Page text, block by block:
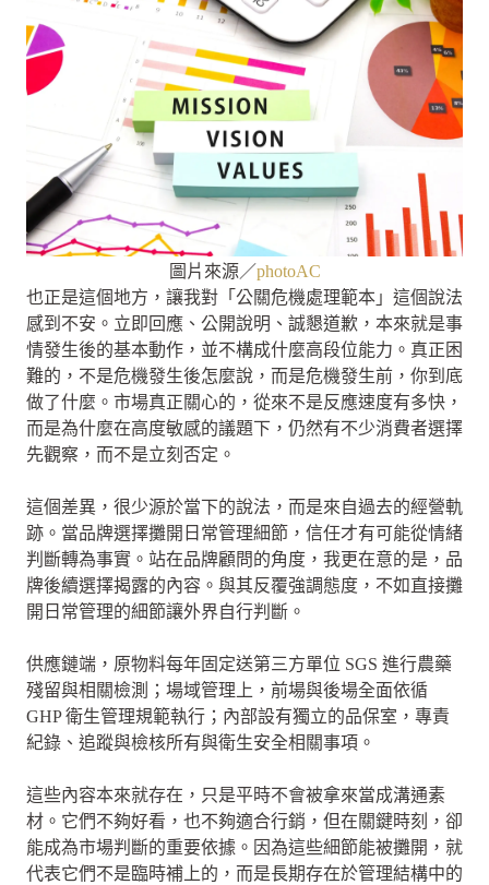
圖片來源／photoAC
也正是這個地方，讓我對「公關危機處理範本」這個說法
感到不安。立即回應、公開說明、誠懇道歉，本來就是事
情發生後的基本動作，並不構成什麼高段位能力。真正困
難的，不是危機發生後怎麼說，而是危機發生前，你到底
做了什麼。市場真正關心的，從來不是反應速度有多快，
而是為什麼在高度敏感的議題下，仍然有不少消費者選擇
先觀察，而不是立刻否定。
這個差異，很少源於當下的說法，而是來自過去的經營軌
跡。當品牌選擇攤開日常管理細節，信任才有可能從情緒
判斷轉為事實。站在品牌顧問的角度，我更在意的是，品
牌後續選擇揭露的內容。與其反覆強調態度，不如直接攤
開日常管理的細節讓外界自行判斷。
供應鏈端，原物料每年固定送第三方單位 SGS 進行農藥
殘留與相關檢測；場域管理上，前場與後場全面依循
GHP 衛生管理規範執行；內部設有獨立的品保室，專責
紀錄、追蹤與檢核所有與衛生安全相關事項。
這些內容本來就存在，只是平時不會被拿來當成溝通素
材。它們不夠好看，也不夠適合行銷，但在關鍵時刻，卻
能成為市場判斷的重要依據。因為這些細節能被攤開，就
代表它們不是臨時補上的，而是長期存在於管理結構中的